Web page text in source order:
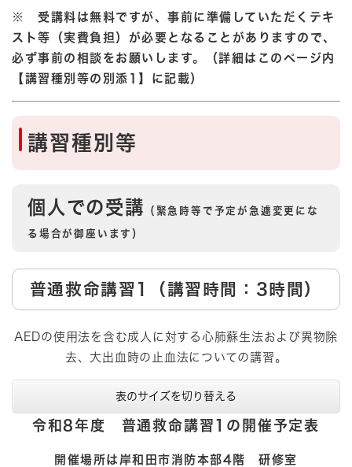
※ 受講料は無料ですが、事前に準備していただくテキ
スト等（実費負担）が必要となることがありますので、
必ず事前の相談をお願いします。（詳細はこのページ内
【講習種別等の別添1】に記載）
講習種別等
個人での受講 （緊急時等で予定が急遽変更にな
る場合が御座います）
​普通救命講習1（講習時間：3時間）
​AEDの使用法を含む成人に対する心肺蘇生法および異物除
去、大出血時の止血法についての講習。​
表のサイズを切り替える
令和8年度 普通救命講習1の開催予定表
開催場所は岸和田市消防本部4階 研修室